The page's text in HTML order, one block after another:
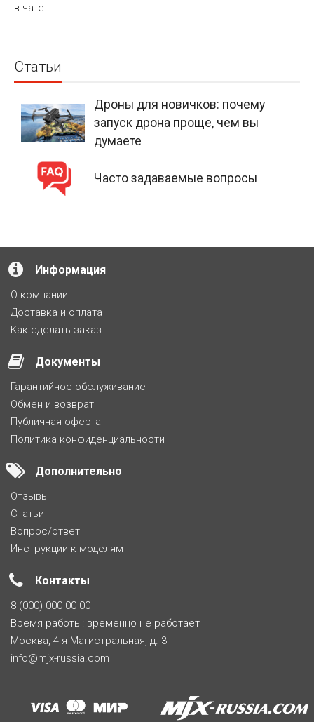
в чате.
Статьи
Дроны для новичков: почему
запуск дрона проще, чем вы
думаете
Часто задаваемые вопросы
Информация
О компании
Доставка и оплата
Как сделать заказ
Документы
Гарантийное обслуживание
Обмен и возврат
Публичная оферта
Политика конфиденциальности
Дополнительно
Отзывы
Статьи
Вопрос/ответ
Инструкции к моделям
Контакты
8 (000) 000-00-00
Время работы: временно не работает
Москва, 4-я Магистральная, д. 3
info@mjx-russia.com